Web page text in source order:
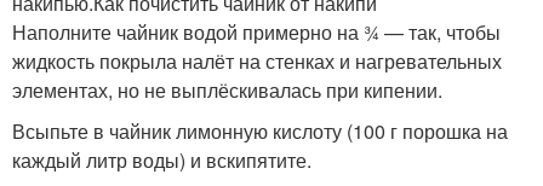
Наполните чайник водой примерно на ¾ — так, чтобы
жидкость покрыла налёт на стенках и нагревательных
элементах, но не выплёскивалась при кипении.
Всыпьте в чайник лимонную кислоту (100 г порошка на
каждый литр воды) и вскипятите.